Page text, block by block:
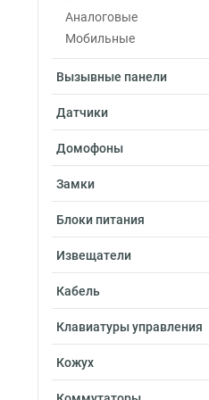
Аналоговые
Мобильные
Вызывные панели
Датчики
Домофоны
Замки
Блоки питания
Извещатели
Кабель
Клавиатуры управления
Кожух